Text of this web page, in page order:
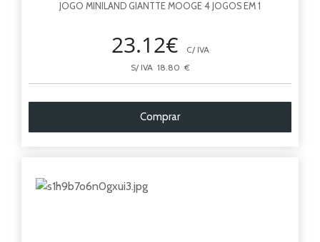
JOGO MINILAND GIANTTE MOOGE 4 JOGOS EM 1
23.12€
C/ IVA
S/ IVA 18.80 €
Comprar